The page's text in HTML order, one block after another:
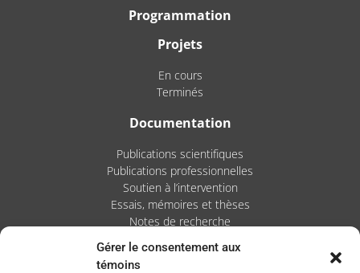
Gérer le consentement aux
témoins
Programmation
Projets
En cours
Terminés
Documentation
Publications scientifiques
Publications professionnelles
Soutien à l’intervention
Essais, mémoires et thèses
Notes de recherche
Activités